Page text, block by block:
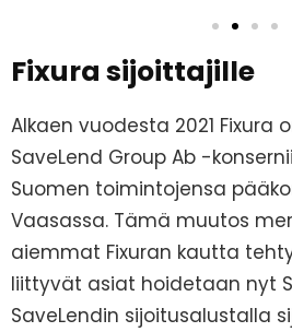
Fixura sijoittajille
Alkaen vuodesta 2021 Fixura
SaveLend Group Ab -
Suomen toimintojensa
Vaasassa. Tämä muutos
aiemmat Fixuran kautta
liittyvät asiat hoidetaan nyt
SaveLendin sijoitusalustalla